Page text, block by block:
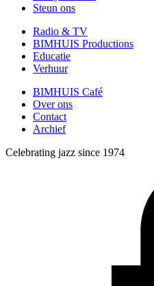
Steun ons
Radio & TV
BIMHUIS Productions
Educatie
Verhuur
BIMHUIS Café
Over ons
Contact
Archief
Celebrating jazz since 1974